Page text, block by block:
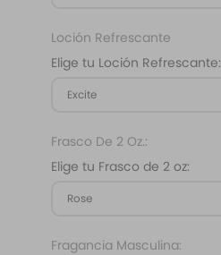
Loción Refrescante
Elige tu Loción Refrescante:
Excite
Frasco De 2 Oz.:
Elige tu Frasco de 2 oz:
Rose
Fragancia Masculina: